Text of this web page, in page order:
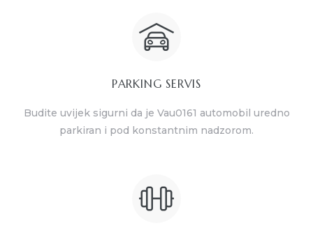
PARKING SERVIS
Budite uvijek sigurni da je Vau0161 automobil uredno
parkiran i pod konstantnim nadzorom.